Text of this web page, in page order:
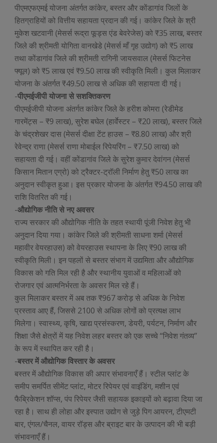
पीएमएफएमई योजना अंतर्गत कांकेर, बस्तर और कोंडागांव जिलों के
हितग्राहियों को वित्तीय सहायता प्रदान की गई। कांकेर जिले के श्री
मुकेश खटवानी (मेसर्स रूद्रा फूड्स एंड बेवरेजेस) को ₹35 लाख, बस्तर
जिले की श्रीमती योगिता वानखेडे (मेसर्स माँ गृह उद्योग) को ₹5 लाख
तथा कोंडागांव जिले की श्रीमती रागिनी जायसवाल (मेसर्स फिटनेस
फ्यूल) को ₹5 लाख एवं ₹9.50 लाख की स्वीकृति मिली। कुल मिलाकर
योजना के अंतर्गत ₹49.50 लाख से अधिक की सहायता दी गई।
-पीएमईजीपी योजना से सशक्तिकरण
पीएमईजीपी योजना अंतर्गत कांकेर जिले के हरीश कोमरा (रेडीमेड
गारमेंट्स – ₹9 लाख), सुरेश बघेल (हार्वेस्टर – ₹20 लाख), बस्तर जिले
के चंद्रशेखर दास (मेसर्स दीक्षा टेंट हाउस – ₹8.80 लाख) और श्री
रेवेन्द्र राणा (मेसर्स राणा मोबाईल रिपेयरिंग – ₹7.50 लाख) को
सहायता दी गई। वहीं कोंडागांव जिले के सुरेश कुमार देवांगन (मेसर्स
किसान मितान एग्रो) को ट्रैक्टर-ट्रॉली निर्माण हेतु ₹50 लाख का
अनुदान स्वीकृत हुआ। इस प्रकार योजना के अंतर्गत ₹94.50 लाख की
राशि वितरित की गई।
-औद्योगिक नीति से नए अवसर
राज्य सरकार की औद्योगिक नीति के तहत स्थायी पूंजी निवेश हेतु भी
अनुदान दिया गया। कांकेर जिले की श्रीमती साधना शर्मा (मेसर्स
महावीर वेयरहाउस) को वेयरहाउस स्थापना के लिए ₹90 लाख की
स्वीकृति मिली। इन पहलों से बस्तर संभाग में उद्यमिता और औद्योगिक
विकास को गति मिल रही है और स्थानीय युवाओं व महिलाओं को
रोजगार एवं आत्मनिर्भरता के अवसर मिल रहे हैं।
कुल मिलाकर बस्तर में अब तक ₹967 करोड़ से अधिक के निवेश
प्रस्ताव आए हैं, जिससे 2100 से अधिक लोगों को प्रत्यक्ष लाभ
मिलेगा। स्वास्थ्य, कृषि, खाद्य प्रसंस्करण, डेयरी, पर्यटन, निर्माण और
शिक्षा जैसे क्षेत्रों में यह निवेश लहर बस्तर को एक सच्चे “निवेश गंतव्य”
के रूप में स्थापित कर रही है।
-बस्तर में औद्योगिक विस्तार के अवसर
बस्तर में औद्योगिक विकास की अपार संभावनाएँ हैं। स्टील प्लांट के
समीप समर्पित सीमेंट प्लांट, मोटर रिपेयर एवं वाइंडिंग, मशीन एवं
फैब्रिकेशन शॉप्स, पंप रिपेयर जैसी सहायक इकाइयों को बढ़ावा दिया जा
रहा है। साथ ही लोहा और इस्पात उद्योग से जुड़े पिग आयरन, टीएमटी
बार, एंगल/चैनल, वायर रॉड्स और ब्राइट बार के उत्पादन की भी बड़ी
संभावनाएँ हैं।